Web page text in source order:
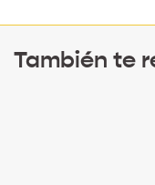
También te